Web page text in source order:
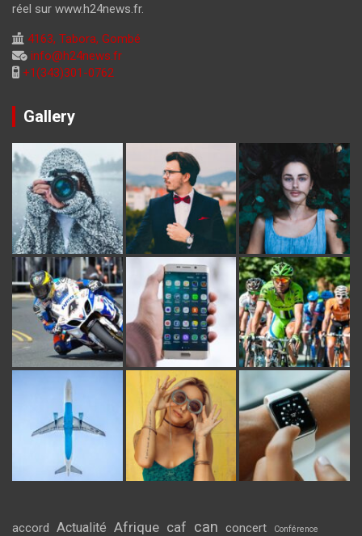
réel sur www.h24news.fr.
4163, Tabora, Gombé
info@h24news.fr
+1(343)301-0762
Gallery
accord Actualité Afrique caf can concert Conférence